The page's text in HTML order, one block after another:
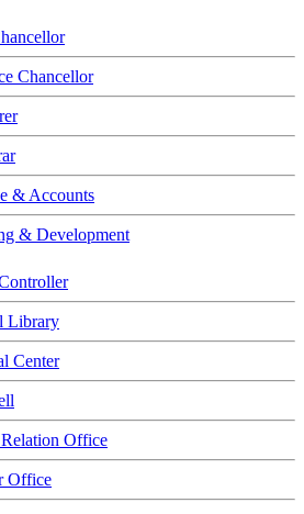
Chancellor
& Accounts
& Development
Library
Center
Office
Office